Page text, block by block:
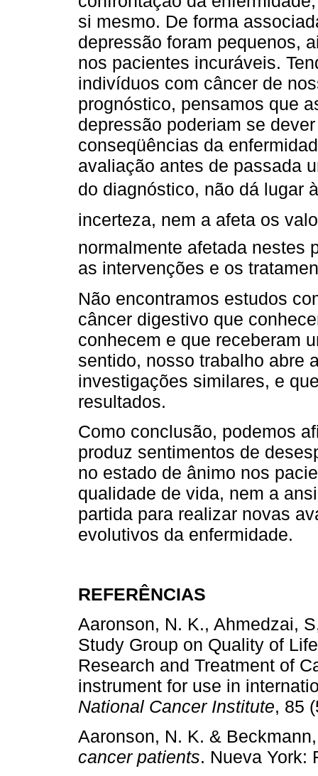
si mesmo. De forma
depressão foram pequenos,
nos pacientes incuráveis.
indivíduos com câncer de
prognóstico, pensamos que
depressão poderiam se
conseqüências da
avaliação antes de passada
do diagnóstico, não dá lugar
incerteza, nem a afeta os
normalmente afetada nestes
as intervenções e os
Não encontramos estudos
câncer digestivo que
conhecem e que receberam
sentido, nosso trabalho abre
investigações similares, e
resultados.
Como conclusão, podemos
produz sentimentos de
no estado de ânimo nos
qualidade de vida, nem a
partida para realizar novas
evolutivos da enfermidade.
REFERÊNCIAS
Aaronson, N. K., Ahmedzai,
Study Group on Quality of
Research and Treatment of
instrument for use in
National Cancer Institute,
Aaronson, N. K. &
cancer patients. Nueva